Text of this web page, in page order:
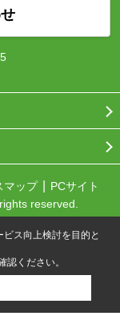
マップ
PCサイト
reserved.
ス向上検討を目的と
認ください。